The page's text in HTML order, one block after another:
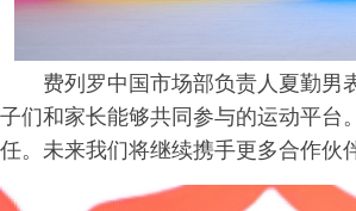
费列罗中国市场部负责人夏勤男
子们和家长能够共同参与的运动平台
任。未来我们将继续携手更多合作伙